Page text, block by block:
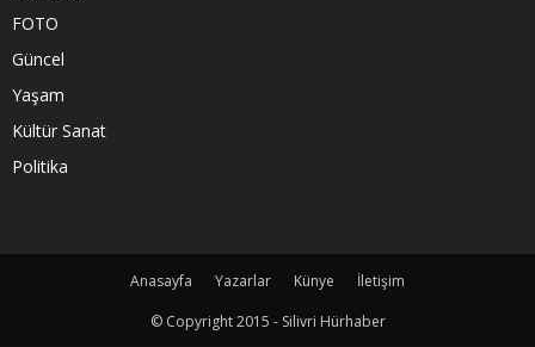
FOTO
Güncel
Yaşam
Kültür Sanat
Politika
Anasayfa Yazarlar Künye
İletişim
© Copyright 2015 - Silivri Hürhaber